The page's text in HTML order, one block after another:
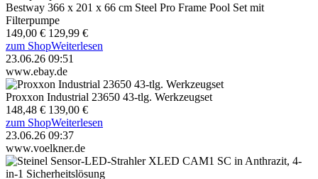
Bestway 366 x 201 x 66 cm Steel Pro Frame Pool Set mit
Filterpumpe
149,00 € 129,99 €
zum ShopWeiterlesen
23.06.26 09:51
www.ebay.de
Proxxon Industrial 23650 43-tlg. Werkzeugset
148,48 € 139,00 €
zum ShopWeiterlesen
23.06.26 09:37
www.voelkner.de